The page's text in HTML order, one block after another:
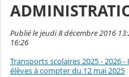
Publié le jeudi 8 décembre 2016
16:26
Transports scolaires 2025 -
élèves à compter du 12 mai 2025